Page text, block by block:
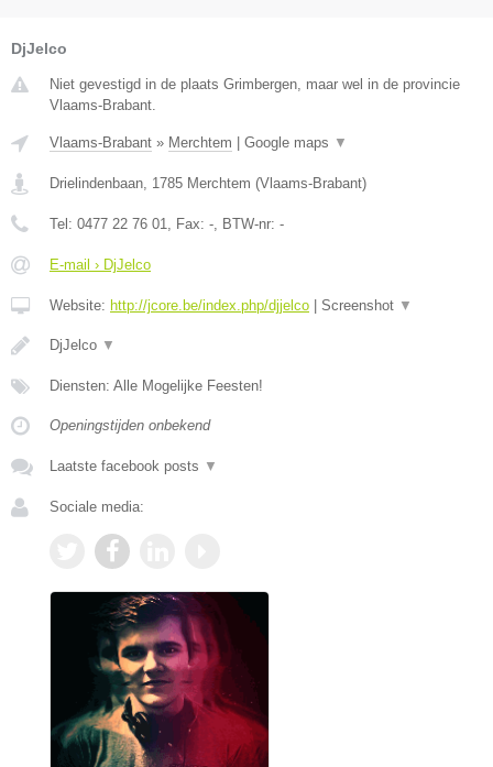
DjJelco
Niet gevestigd in de plaats Grimbergen, maar wel in de provincie
Vlaams-Brabant.
Vlaams-Brabant » Merchtem Google maps ▼
Drielindenbaan 1785 Merchtem (Vlaams-Brabant)
Tel: 0477 22 76 01 , Fax: - , BTW-nr: -
E-mail › DjJelco
Website: http://jcore.be/index.php/djjelco Screenshot ▼
DjJelco ▼
Diensten: Alle Mogelijke Feesten!
Openingstijden onbekend
Laatste facebook posts ▼
Sociale media: